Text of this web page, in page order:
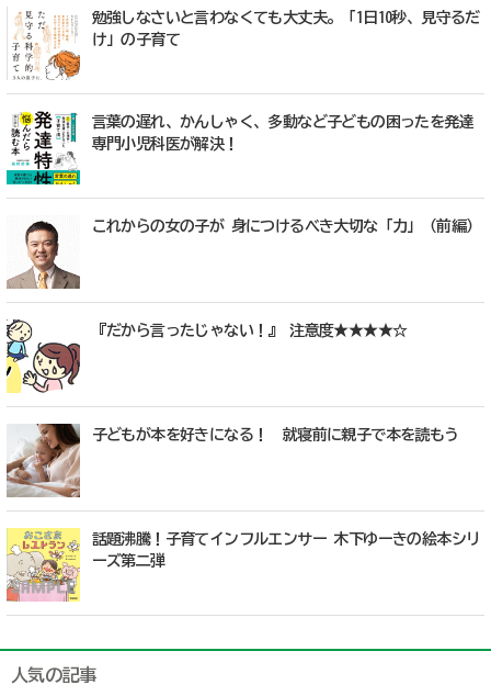
勉強しなさいと言わなくても大丈夫。「1日10秒、見守るだ
け」の子育て
言葉の遅れ、かんしゃく、多動など子どもの困ったを発達
専門小児科医が解決！
これからの女の子が 身につけるべき大切な「力」（前編）
『だから言ったじゃない！』 注意度★★★★☆
子どもが本を好きになる！ 就寝前に親子で本を読もう
話題沸騰！子育てインフルエンサー 木下ゆーきの絵本シリ
ーズ第二弾
人気の記事